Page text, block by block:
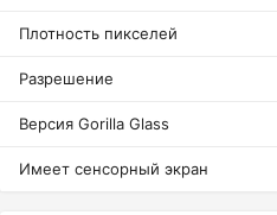
Плотность пикселей
Разрешение
Версия Gorilla Glass
Имеет сенсорный экран